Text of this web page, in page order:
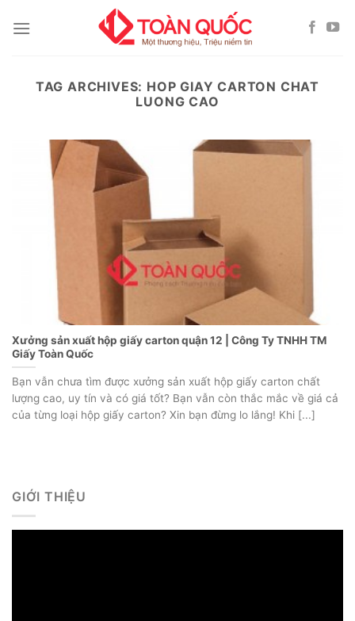
TAG ARCHIVES: HOP GIAY CARTON CHAT
LUONG CAO
Xưởng sản xuất hộp giấy carton quận 12 | Công Ty TNHH TM
Giấy Toàn Quốc
Bạn vẫn chưa tìm được xưởng sản xuất hộp giấy carton chất
lượng cao, uy tín và có giá tốt? Bạn vẫn còn thắc mắc về giá cả
của từng loại hộp giấy carton? Xin bạn đừng lo lắng! Khi [...]
GIỚI THIỆU